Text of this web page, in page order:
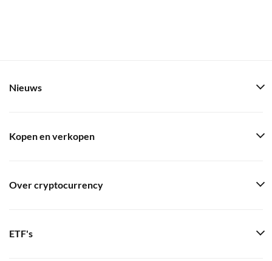
Nieuws
Kopen en verkopen
Over cryptocurrency
ETF's